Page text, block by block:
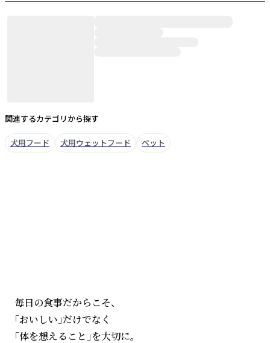
関連するカテゴリから探す
犬用フード 犬用ウェットフード ペット
毎日の食事だからこそ、
「おいしい」だけでなく
「体を想えること」を大切に。